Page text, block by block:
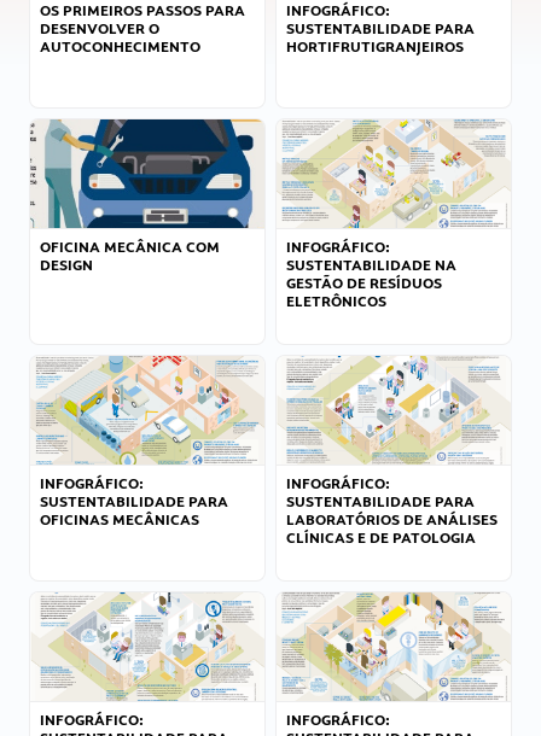
OS PRIMEIROS PASSOS PARA
DESENVOLVER O
AUTOCONHECIMENTO
INFOGRÁFICO:
SUSTENTABILIDADE PARA
HORTIFRUTIGRANJEIROS
OFICINA MECÂNICA COM
DESIGN
INFOGRÁFICO:
SUSTENTABILIDADE NA
GESTÃO DE RESÍDUOS
ELETRÔNICOS
INFOGRÁFICO:
SUSTENTABILIDADE PARA
OFICINAS MECÂNICAS
INFOGRÁFICO:
SUSTENTABILIDADE PARA
LABORATÓRIOS DE ANÁLISES
CLÍNICAS E DE PATOLOGIA
INFOGRÁFICO:
INFOGRÁFICO: